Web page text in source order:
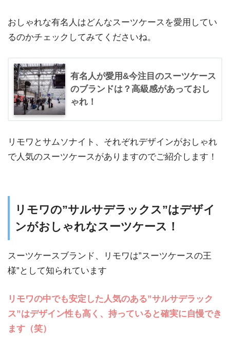
おしゃれな有名人はどんなスーツケースを愛用してい
るのかチェックしてみてくださいね。
有名人が愛用&今注目のスーツケース
のブランドは？高級感があっておし
ゃれ！
リモワとサムソナイト、それぞれデザインがおしゃれ
で人気のスーツケースがありますのでご紹介します！
リモワの”サルサデラックス”はデザイ
ンがおしゃれなスーツケース！
スーツケースブランド、リモワは”スーツケースの王
様”として知られています
リモワの中でも安定した人気のある”サルサデラック
ス”はデザイン性も高く、持っていると確実に自慢でき
ます（笑）